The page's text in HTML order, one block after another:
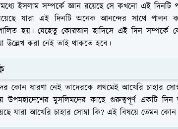
ইসলাম সম্পর্কে জ্ঞান রয়েছে সে কখনো এই দিনটি
রয়েছে যারা এই দিনটি অনেক আনন্দের সাথে পালন
হয়। যেহেতু কোরআন হাদিসে এই দিন সম্পর্কে
উল্লেখ করা নেই তাই থাকতে হবে।
কোন ধারণা নেই তাদেরকে প্রথমেই আখেরি চাহার
মুসলিমদের কাছে গুরুত্বপূর্ণ একটি দিন
যারা আখেরি চাহার সোম্বা কি? এই বিষয়ে তেমন কোন